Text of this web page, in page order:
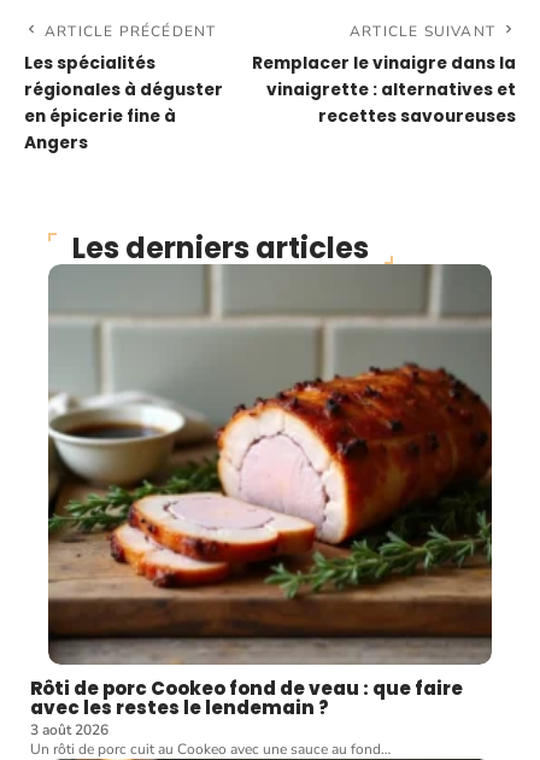
ARTICLE PRÉCÉDENT
Les spécialités
régionales à déguster
en épicerie fine à
Angers
ARTICLE SUIVANT
Remplacer le vinaigre dans la
vinaigrette : alternatives et
recettes savoureuses
Les derniers articles
Rôti de porc Cookeo fond de veau : que faire
avec les restes le lendemain ?
3 août 2026
Un rôti de porc cuit au Cookeo avec une sauce au fond…